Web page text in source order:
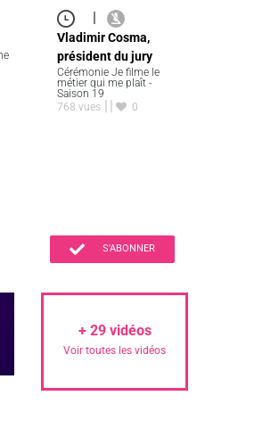
|
Vladimir Cosma,
président du jury
Cérémonie Je filme le
métier qui me plaît -
Saison 19
768 vues
0
S'ABONNER
+ 29vidéos
Voir toutes les vidéos